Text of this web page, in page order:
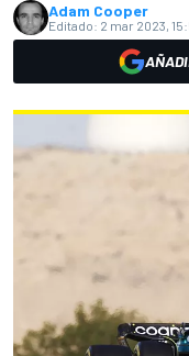
Adam Cooper
Editado: 2 mar 2023,